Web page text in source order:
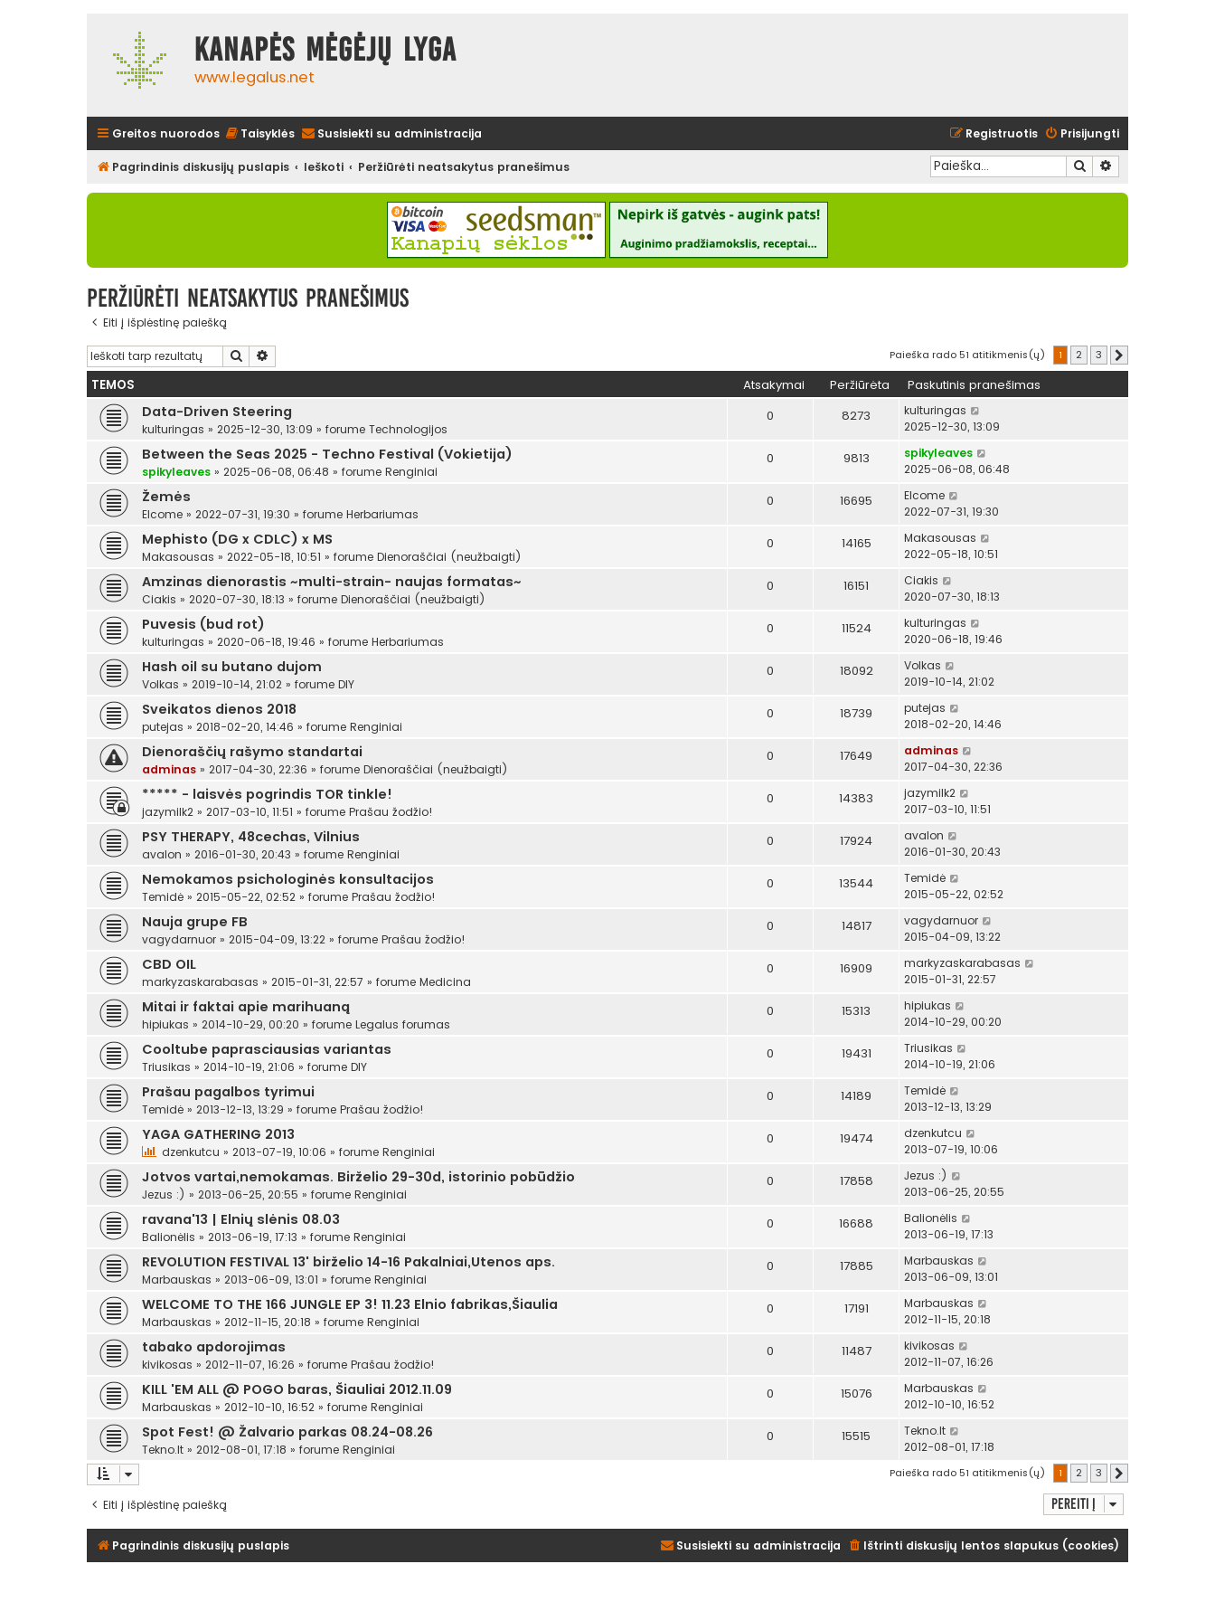
Kanapės mėgėjų lyga
www.legalus.net
Greitos nuorodos Taisyklės Susisiekti su administracija Prisijungti
Registruotis
Pagrindinis diskusijų puslapis Ieškoti Peržiūrėti neatsakytus pranešimus Ieškoti
Peržiūrėti neatsakytus pranešimus
Eiti į išplėstinę paiešką
Ieškoti Paieška rado 51 atitikmenis(ų) 1 2 3
TEMOS Atsakymai Peržiūrėta Paskutinis pranešimas
Data-Driven Steering
kulturingas » 2025-12-30, 13:09 » forume Technologijos
0 8273
kulturingas
2025-12-30, 13:09
Between the Seas 2025 - Techno Festival (Vokietija)
spikyleaves » 2025-06-08, 06:48 » forume Renginiai
0 9813
spikyleaves
2025-06-08, 06:48
Žemės
Elcome » 2022-07-31, 19:30 » forume Herbariumas
0 16695
Elcome
2022-07-31, 19:30
Mephisto (DG x CDLC) x MS
Makasousas » 2022-05-18, 10:51 » forume Dienoraščiai (neužbaigti)
0 14165
Makasousas
2022-05-18, 10:51
Amzinas dienorastis ~multi-strain- naujas formatas~
Ciakis » 2020-07-30, 18:13 » forume Dienoraščiai (neužbaigti)
0 16151
Ciakis
2020-07-30, 18:13
Puvesis (bud rot)
kulturingas » 2020-06-18, 19:46 » forume Herbariumas
0 11524
kulturingas
2020-06-18, 19:46
Hash oil su butano dujom
Volkas » 2019-10-14, 21:02 » forume DIY
0 18092
Volkas
2019-10-14, 21:02
Sveikatos dienos 2018
putejas » 2018-02-20, 14:46 » forume Renginiai
0 18739
putejas
2018-02-20, 14:46
Dienoraščių rašymo standartai
adminas » 2017-04-30, 22:36 » forume Dienoraščiai (neužbaigti)
0 17649
adminas
2017-04-30, 22:36
***** - laisvės pogrindis TOR tinkle!
jazymilk2 » 2017-03-10, 11:51 » forume Prašau žodžio!
0 14383
jazymilk2
2017-03-10, 11:51
PSY THERAPY, 48cechas, Vilnius
avalon » 2016-01-30, 20:43 » forume Renginiai
0 17924
avalon
2016-01-30, 20:43
Nemokamos psichologinės konsultacijos
Temidė » 2015-05-22, 02:52 » forume Prašau žodžio!
0 13544
Temidė
2015-05-22, 02:52
Nauja grupe FB
vagydarnuor » 2015-04-09, 13:22 » forume Prašau žodžio!
0 14817
vagydarnuor
2015-04-09, 13:22
CBD OIL
markyzaskarabasas » 2015-01-31, 22:57 » forume Medicina
0 16909
markyzaskarabasas
2015-01-31, 22:57
Mitai ir faktai apie marihuaną
hipiukas » 2014-10-29, 00:20 » forume Legalus forumas
0 15313
hipiukas
2014-10-29, 00:20
Cooltube paprasciausias variantas
Triusikas » 2014-10-19, 21:06 » forume DIY
0 19431
Triusikas
2014-10-19, 21:06
Prašau pagalbos tyrimui
Temidė » 2013-12-13, 13:29 » forume Prašau žodžio!
0 14189
Temidė
2013-12-13, 13:29
YAGA GATHERING 2013
dzenkutcu » 2013-07-19, 10:06 » forume Renginiai
0 19474
dzenkutcu
2013-07-19, 10:06
Jotvos vartai,nemokamas. Birželio 29-30d, istorinio pobūdžio
Jezus :) » 2013-06-25, 20:55 » forume Renginiai
0 17858
Jezus :)
2013-06-25, 20:55
ravana'13 | Elnių slėnis 08.03
Balionėlis » 2013-06-19, 17:13 » forume Renginiai
0 16688
Balionėlis
2013-06-19, 17:13
REVOLUTION FESTIVAL 13' birželio 14-16 Pakalniai,Utenos aps.
Marbauskas » 2013-06-09, 13:01 » forume Renginiai
0 17885
Marbauskas
2013-06-09, 13:01
WELCOME TO THE 166 JUNGLE EP 3! 11.23 Elnio fabrikas,Šiaulia
Marbauskas » 2012-11-15, 20:18 » forume Renginiai
0 17191
Marbauskas
2012-11-15, 20:18
tabako apdorojimas
kivikosas » 2012-11-07, 16:26 » forume Prašau žodžio!
0 11487
kivikosas
2012-11-07, 16:26
KILL 'EM ALL @ POGO baras, Šiauliai 2012.11.09
Marbauskas » 2012-10-10, 16:52 » forume Renginiai
0 15076
Marbauskas
2012-10-10, 16:52
Spot Fest! @ Žalvario parkas 08.24-08.26
Tekno.lt » 2012-08-01, 17:18 » forume Renginiai
0 15515
Tekno.lt
2012-08-01, 17:18
Paieška rado 51 atitikmenis(ų) 1 2 3
Eiti į išplėstinę paiešką Pereiti į
Pagrindinis diskusijų puslapis Ištrinti diskusijų lentos slapukus (cookies)
Susisiekti su administracija